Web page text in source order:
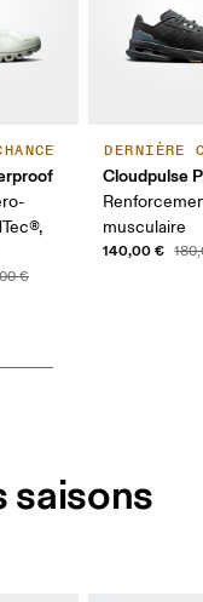
€
DERNIÈRE
Cloudpulse
musculaire
140,00 €
saisons